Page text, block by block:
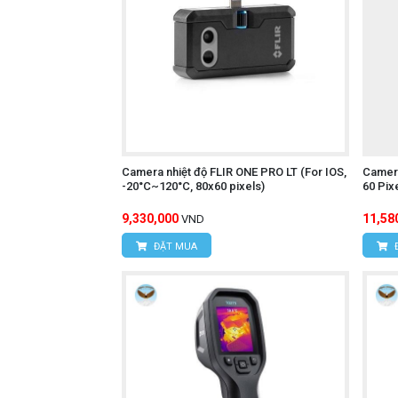
Camera nhiệt độ FLIR ONE PRO LT (For IOS,
-20°C~120°C, 80x60 pixels)
9,330,000 VND
ĐẶT MUA
60